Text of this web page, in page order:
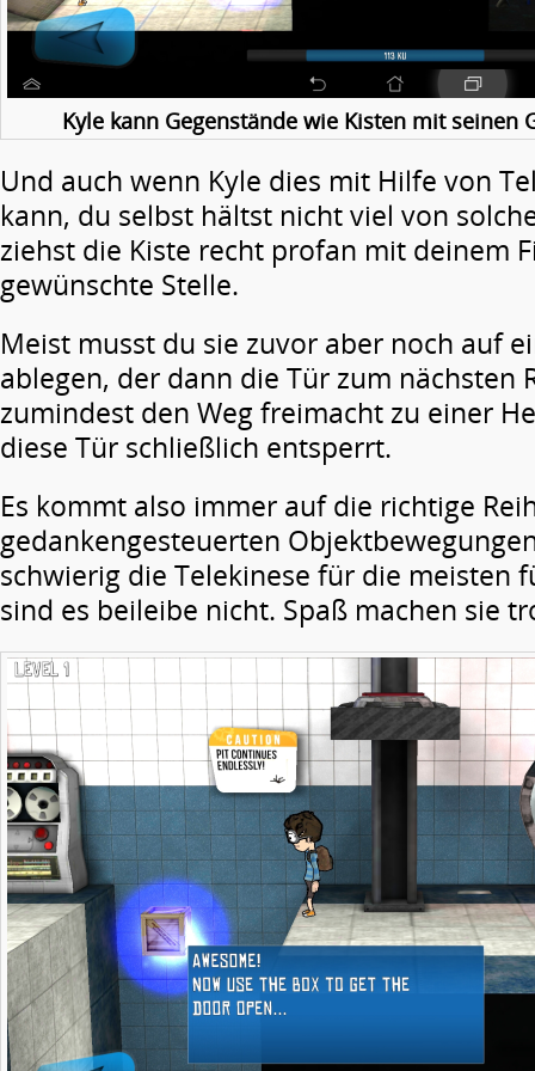
Kyle kann Gegenstände wie Kisten mit seinen
Und auch wenn Kyle dies mit Hilfe von
kann, du selbst hältst nicht viel von
ziehst die Kiste recht profan mit deinem
gewünschte Stelle.
Meist musst du sie zuvor aber noch auf
ablegen, der dann die Tür zum nächsten
zumindest den Weg freimacht zu einer
diese Tür schließlich entsperrt.
Es kommt also immer auf die richtige
gedankengesteuerten
schwierig die Telekinese für die meisten
sind es beileibe nicht. Spaß machen sie